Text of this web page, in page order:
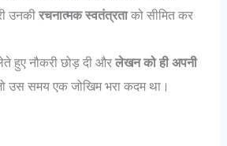
उनकीरचनात्मक स्वतंत्रताको सीमित कर
हुए नौकरी छोड़ दी औरलेखन को ही अपनी
उस समय एक जोखिम भरा कदम था।